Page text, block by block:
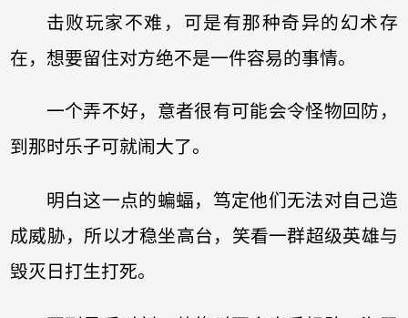
击败玩家不难，可是有那种奇异的幻术存
在，想要留住对方绝不是一件容易的事情。
一个弄不好，意者很有可能会令怪物回防，
到那时乐子可就闹大了。
明白这一点的蝙蝠，笃定他们无法对自己造
成威胁，所以才稳坐高台，笑看一群超级英雄与
毁灭日打生打死。